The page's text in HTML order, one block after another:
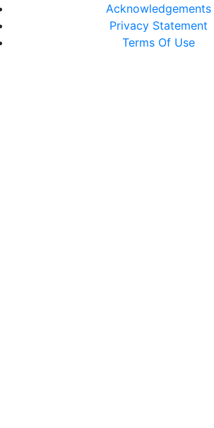
Acknowledgements
Privacy Statement
Terms Of Use